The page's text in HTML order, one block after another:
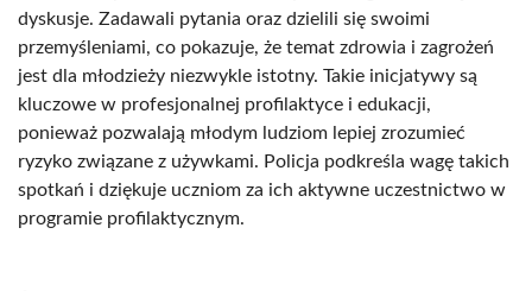
dyskusje. Zadawali pytania oraz dzielili się swoimi
przemyśleniami, co pokazuje, że temat zdrowia i zagrożeń
jest dla młodzieży niezwykle istotny. Takie inicjatywy są
kluczowe w profesjonalnej profilaktyce i edukacji,
ponieważ pozwalają młodym ludziom lepiej zrozumieć
ryzyko związane z używkami. Policja podkreśla wagę takich
spotkań i dziękuje uczniom za ich aktywne uczestnictwo w
programie profilaktycznym.